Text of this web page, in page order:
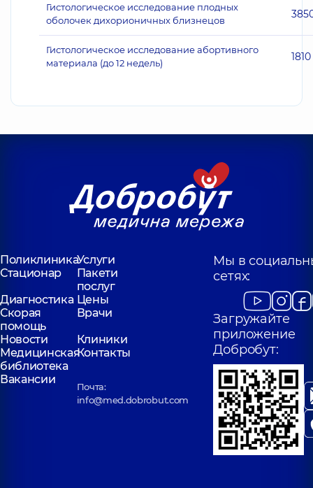
Гистологическое исследование плодных
оболочек дихорионичных близнецов
Гистологическое исследование абортивного
материала (до 12 недель)
1810
ПоликлиникаУслуги
Стационар
Пакети
послуг
Диагностика Цены
Скорая
помощь
Врачи
Новости
Клиники
Медицинская
библиотека
Контакты
Вакансии
Почта:
info@med.dobrobut.com
Мы в
сетях:
Загружайте
приложение
Добробут: